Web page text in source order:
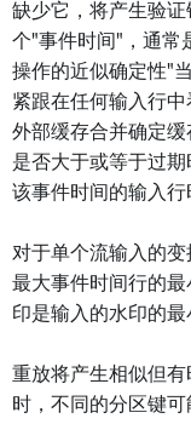
缺少它，将产生验
个"事件时间"，通常
操作的近似确定性"
紧跟在任何输入行
外部缓存合并确定
是否大于或等于过
该事件时间的输入行
对于单个流输入的
最大事件时间行的
印是输入的水印的最
重放将产生相似但
时，不同的分区键